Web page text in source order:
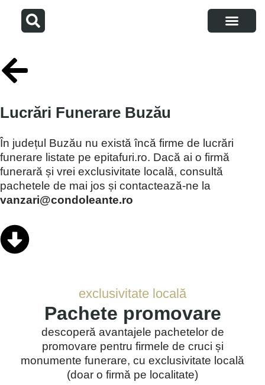
Lucrări Funerare Buzău
În județul Buzău nu există încă firme de lucrări
funerare listate pe epitafuri.ro. Dacă ai o firmă
funerară și vrei exclusivitate locală, consultă
pachetele de mai jos și contactează-ne la
vanzari@condoleante.ro
exclusivitate locală
Pachete promovare
descoperă avantajele pachetelor de
promovare pentru firmele de cruci și
monumente funerare, cu exclusivitate locală
(doar o firmă pe localitate)